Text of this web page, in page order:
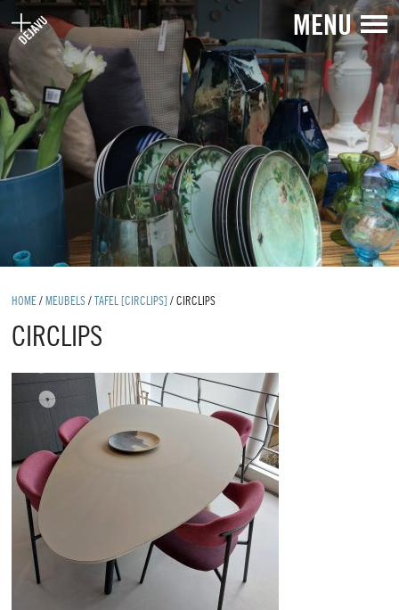
MENU
HOME / MEUBELS / TAFEL [CIRCLIPS] /CIRCLIPS
CIRCLIPS